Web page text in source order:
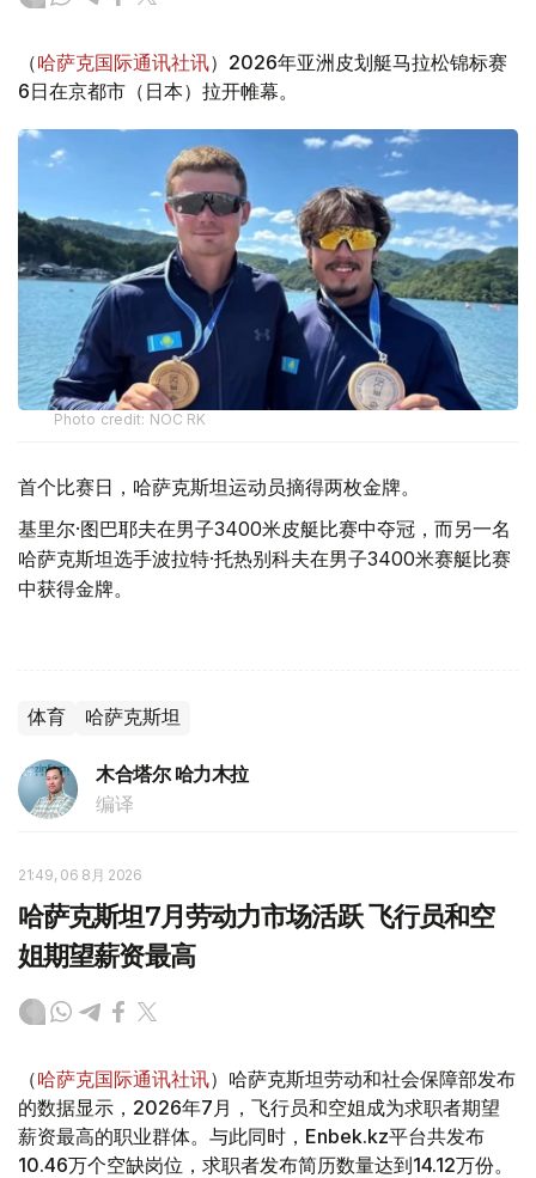
（哈萨克国际通讯社讯）2026年亚洲皮划艇马拉松锦标赛
6日在京都市（日本）拉开帷幕。
Photo credit: NOC RK
首个比赛日，哈萨克斯坦运动员摘得两枚金牌。
基里尔·图巴耶夫在男子3400米皮艇比赛中夺冠，而另一名
哈萨克斯坦选手波拉特·托热别科夫在男子3400米赛艇比赛
中获得金牌。
体育 哈萨克斯坦
木合塔尔 哈力木拉
编译
21:49, 06 8月 2026
哈萨克斯坦7月劳动力市场活跃 飞行员和空
姐期望薪资最高
（哈萨克国际通讯社讯）哈萨克斯坦劳动和社会保障部发布
的数据显示，2026年7月，飞行员和空姐成为求职者期望
薪资最高的职业群体。与此同时，Enbek.kz平台共发布
10.46万个空缺岗位，求职者发布简历数量达到14.12万份。